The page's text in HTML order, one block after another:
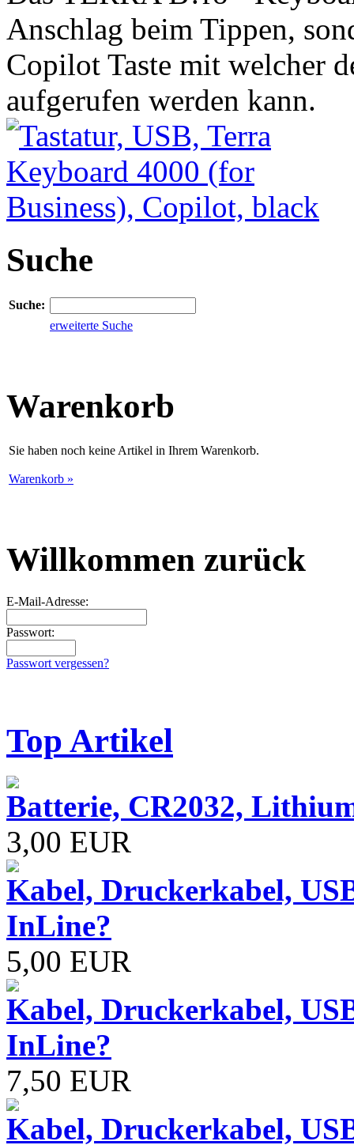
Anschlag beim Tippen,
Copilot Taste mit welcher
aufgerufen werden kann.
Suche
Suche:
erweiterte Suche
Warenkorb
Sie haben noch keine Artikel in Ihrem Warenkorb.
Warenkorb »
Willkommen zurück
E-Mail-Adresse:
Passwort:
Passwort vergessen?
Top Artikel
Batterie, CR2032,
3,00 EUR
Kabel, Druckerkabel,
InLine?
5,00 EUR
Kabel, Druckerkabel,
InLine?
7,50 EUR
Kabel, Druckerkabel,